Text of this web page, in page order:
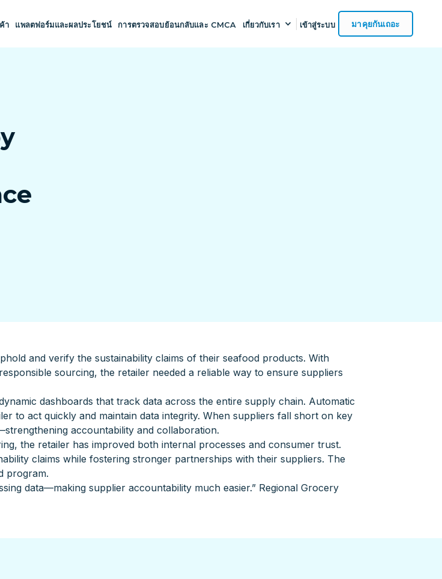
า แพลตฟอร์มและผลประโยชน์ การตรวจสอบย้อนกลับและ CMCA เกี่ยวกับเรา เข้าสู่ระบบ มาคุยกันเถอะ
and verify the sustainability claims of their seafood products. With
sourcing, the retailer needed a reliable way to ensure suppliers
dashboards that track data across the entire supply chain. Automatic
to act quickly and maintain data integrity. When suppliers fall short on key
accountability and collaboration.
the retailer has improved both internal processes and consumer trust.
claims while fostering stronger partnerships with their suppliers. The
program.
data—making supplier accountability much easier.” Regional Grocery